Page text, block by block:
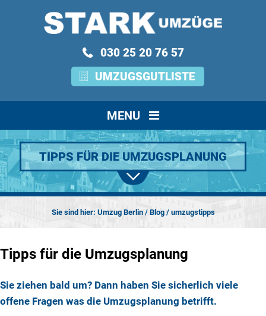
030 25 20 76 57
UMZUGSGUTLISTE
MENU
TIPPS FÜR DIE UMZUGSPLANUNG
Sie sind hier: Umzug Berlin/ Blog/ umzugstipps
Tipps für die Umzugsplanung
Sie ziehen bald um? Dann haben Sie sicherlich viele
offene Fragen was die Umzugsplanung betrifft.